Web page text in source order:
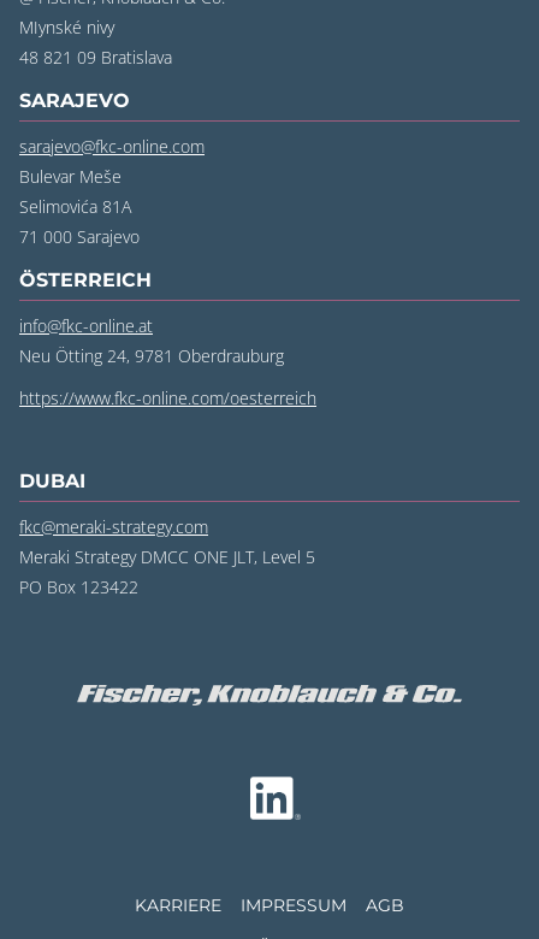
MIynské nivy
48 821 09 Bratislava
SARAJEVO
sarajevo@fkc-online.com
Bulevar Meše
Selimovića 81A
71 000 Sarajevo
ÖSTERREICH
info@fkc-online.at
Neu Ötting 24, 9781 Oberdrauburg
https://www.fkc-online.com/oesterreich
DUBAI
fkc@meraki-strategy.com
Meraki Strategy DMCC ONE JLT, Level 5
PO Box 123422
KARRIERE IMPRESSUM
AGB